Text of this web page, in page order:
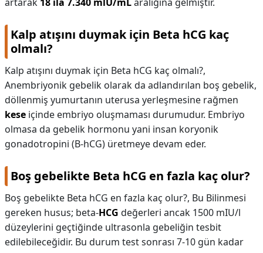
Kalp atışını duymak için Beta hCG kaç
olmalı?
Kalp atışını duymak için Beta hCG kaç olmalı?,
Anembriyonik gebelik olarak da adlandırılan boş gebelik,
döllenmiş yumurtanın uterusa yerleşmesine rağmen
kese içinde embriyo oluşmaması durumudur. Embriyo
olmasa da gebelik hormonu yani insan koryonik
gonadotropini (B-hCG) üretmeye devam eder.
Boş gebelikte Beta hCG en fazla kaç olur?
Boş gebelikte Beta hCG en fazla kaç olur?, Bu Bilinmesi
gereken husus; beta-HCG değerleri ancak 1500 mIU/l
düzeylerini geçtiğinde ultrasonla gebeliğin tesbit
edilebileceğidir. Bu durum test sonrası 7-10 gün kadar